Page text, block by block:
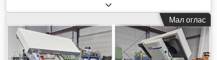
Мал оглас